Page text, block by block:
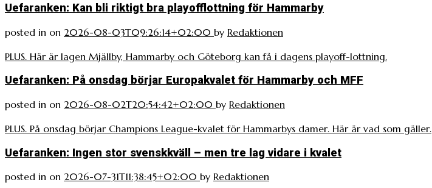
Uefaranken: Kan bli riktigt bra playofflottning för Hammarby
posted in on 2026-08-03T09:26:14+02:00 by Redaktionen
PLUS. Här är lagen Mjällby, Hammarby och Göteborg kan få i dagens playoff-lottning.
Uefaranken: På onsdag börjar Europakvalet för Hammarby och MFF
posted in on 2026-08-02T20:54:42+02:00 by Redaktionen
PLUS. På onsdag börjar Champions League-kvalet för Hammarbys damer. Här är vad som gäller.
Uefaranken: Ingen stor svenskkväll – men tre lag vidare i kvalet
posted in on 2026-07-31T11:38:45+02:00 by Redaktionen